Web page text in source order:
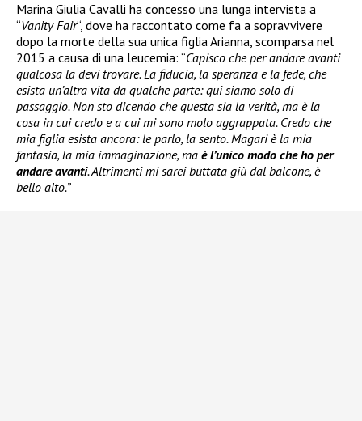
Marina Giulia Cavalli ha concesso una lunga intervista a
“Vanity Fair“, dove ha raccontato come fa a sopravvivere
dopo la morte della sua unica figlia Arianna, scomparsa nel
2015 a causa di una leucemia: “Capisco che per andare avanti
qualcosa la devi trovare. La fiducia, la speranza e la fede, che
esista un’altra vita da qualche parte: qui siamo solo di
passaggio. Non sto dicendo che questa sia la verità, ma è la
cosa in cui credo e a cui mi sono molo aggrappata. Credo che
mia figlia esista ancora: le parlo, la sento. Magari è la mia
fantasia, la mia immaginazione, ma è l’unico modo che ho per
andare avanti. Altrimenti mi sarei buttata giù dal balcone, è
bello alto.”